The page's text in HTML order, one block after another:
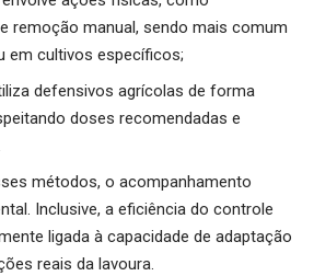
remoção manual, sendo mais comum
em cultivos específicos;
defensivos agrícolas de forma
doses recomendadas e
métodos, o acompanhamento
Inclusive, a eficiência do controle
ligada à capacidade de adaptação
reais da lavoura.